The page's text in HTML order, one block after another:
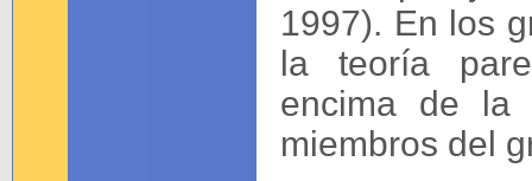
1997). En los
la teoría
encima de la
miembros del